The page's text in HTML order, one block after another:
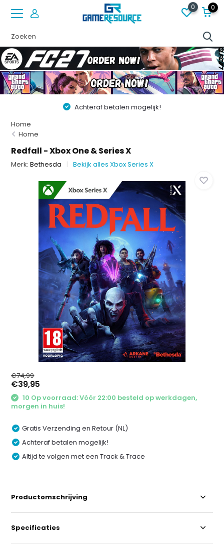
0 0
Achteraf betalen mogelijk!
Home
Home
Redfall - Xbox One & Series X
Merk:Bethesda Bekijk alles Xbox Series X
€74,99
€39,95
10 Op voorraad: Vóór 22:00 besteld op werkdagen,
morgen in huis!
Gratis Verzending en Retour (NL)
Achteraf betalen mogelijk!
Altijd te volgen met een Track & Trace
Productomschrijving
Specificaties